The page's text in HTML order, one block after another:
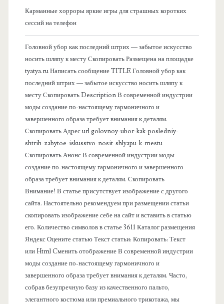
Карманные хорроры яркие игры для страшных коротких
сессий на телефон
Головной убор как последний штрих — забытое искусство
носить шляпу к месту Скопировать Размещена на площадке
tyatya.ru Написать сообщение TITLE Головной убор как
последний штрих — забытое искусство носить шляпу к
месту Скопировать Description В современной индустрии
моды создание по-настоящему гармоничного и
завершенного образа требует внимания к деталям.
Скопировать Адрес url golovnoy-ubor-kak-posledniy-
shtrih-zabytoe-iskusstvo-nosit-shlyapu-k-mestu
Скопировать Анонс В современной индустрии моды
создание по-настоящему гармоничного и завершенного
образа требует внимания к деталям. Скопировать
Внимание! В статье присутствует изображение с другого
сайта. Настоятельно рекомендуем при размещении статьи
скопировать изображение себе на сайт и вставить в статью
его. Количество символов в статье 3611 Каталог размещения
Яндекс Оцените статью Текст статьи: Копировать: Текст
или Html Cменить отображение В современной индустрии
моды создание по-настоящему гармоничного и
завершенного образа требует внимания к деталям. Часто,
собрав безупречную базу из качественного пальто,
элегантного костюма или премиального трикотажа, мы